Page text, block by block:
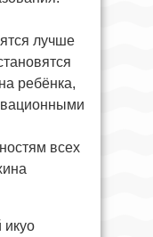
лучше
ребёнка,
всех